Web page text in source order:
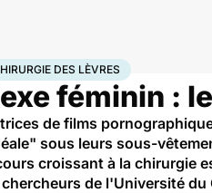
SantéMaladiesChirurgie des lèvres
DES LÈVRES
féminin :
de films
sous leurs sous-
croissant à la chirurgie
de l'Université du